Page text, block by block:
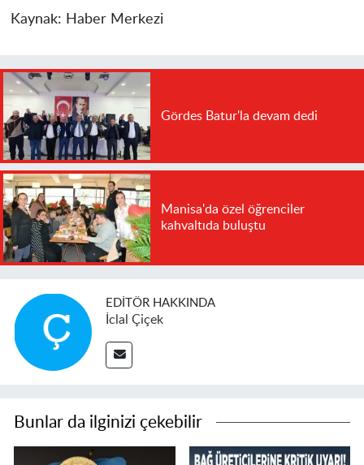
Kaynak: Haber Merkezi
Gördes Batur'la devam dedi
Manisa'da özel öğrenciler
kahvaltıda buluştu
EDITÖR HAKKINDA
İclal Çiçek
Bunlar da ilginizi çekebilir